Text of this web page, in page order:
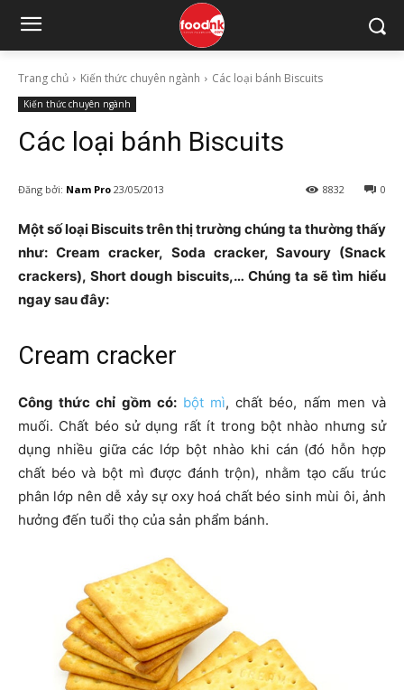
Trang chủ Kiến thức chuyên ngành Các loại bánh Biscuits
Kiến thức chuyên ngành
Các loại bánh Biscuits
Đăng bởi: Nam Pro 23/05/2013 0
8832
Một số loại Biscuits trên thị trường chúng ta thường thấy
như: Cream cracker, Soda cracker, Savoury (Snack
crackers), Short dough biscuits,… Chúng ta sẽ tìm hiểu
ngay sau đây:
Cream cracker
Công thức chỉ gồm có: bột mì, chất béo, nấm men và
muối. Chất béo sử dụng rất ít trong bột nhào nhưng sử
dụng nhiều giữa các lớp bột nhào khi cán (đó hỗn hợp
chất béo và bột mì được đánh trộn), nhằm tạo cấu trúc
phân lớp nên dễ xảy sự oxy hoá chất béo sinh mùi ôi, ảnh
hưởng đến tuổi thọ của sản phẩm bánh.